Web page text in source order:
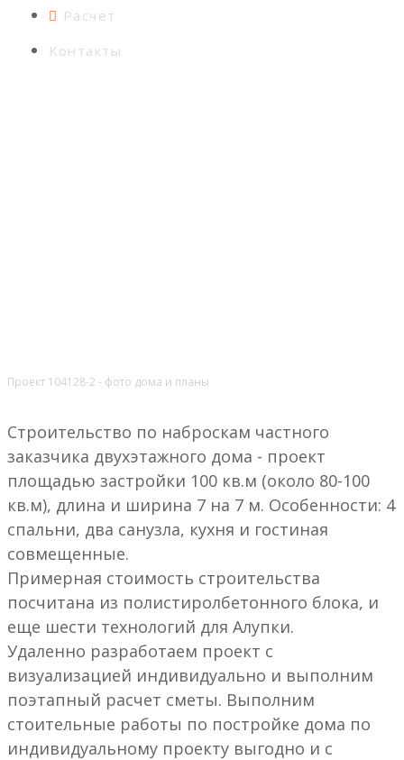
Расчет
Контакты
Проект 104128-2 - фото дома и планы
Строительство по наброскам частного
заказчика двухэтажного дома - проект
площадью застройки 100 кв.м (около 80-100
кв.м), длина и ширина 7 на 7 м. Особенности: 4
спальни, два санузла, кухня и гостиная
совмещенные.
Примерная стоимость строительства
посчитана из полистиролбетонного блока, и
еще шести технологий для Алупки.
Удаленно разработаем проект с
визуализацией индивидуально и выполним
поэтапный расчет сметы. Выполним
стоительные работы по постройке дома по
индивидуальному проекту выгодно и с